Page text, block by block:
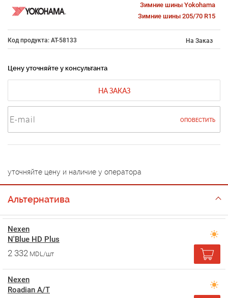
Зимние шины Yokohama
Зимние шины 205/70 R15
Код продукта: AT-58133 На Заказ
Цену уточняйте у консультанта
НА ЗАКАЗ
ОПОВЕСТИТЬ
уточняйте цену и наличие у оператора
Альтернатива
Nexen
N'Blue HD Plus
2 332 MDL/шт
Nexen
Roadian A/T